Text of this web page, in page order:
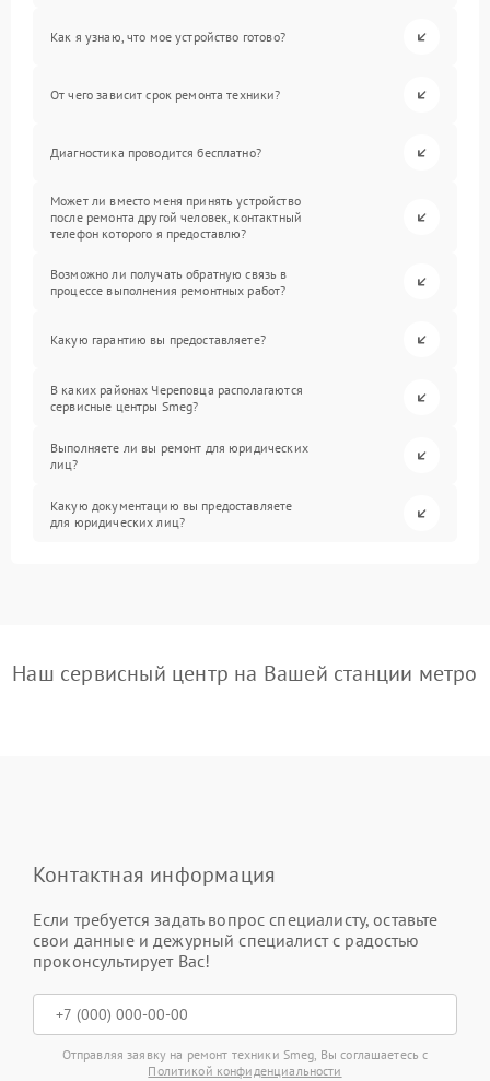
Как я узнаю, что мое устройство готово?
От чего зависит срок ремонта техники?
Диагностика проводится бесплатно?
Может ли вместо меня принять устройство
после ремонта другой человек, контактный
телефон которого я предоставлю?
Возможно ли получать обратную связь в
процессе выполнения ремонтных работ?
Какую гарантию вы предоставляете?
В каких районах Череповца располагаются
сервисные центры Smeg?
Выполняете ли вы ремонт для юридических
лиц?
Какую документацию вы предоставляете
для юридических лиц?
Наш сервисный центр на Вашей станции метро
Контактная информация
Если требуется задать вопрос специалисту, оставьте
свои данные и дежурный специалист с радостью
проконсультирует Вас!
Отправляя заявку на ремонт техники Smeg, Вы соглашаетесь с
Политикой конфиденциальности